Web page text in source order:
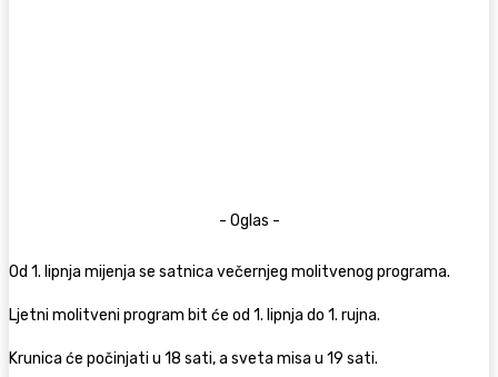
- Oglas -
Od 1. lipnja mijenja se satnica večernjeg molitvenog programa.
Ljetni molitveni program bit će od 1. lipnja do 1. rujna.
Krunica će počinjati u 18 sati, a sveta misa u 19 sati.